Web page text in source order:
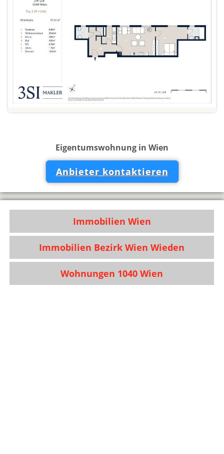
Eigentumswohnung in Wien
Anbieter kontaktieren
Immobilien Wien
Immobilien Bezirk Wien Wieden
Wohnungen 1040 Wien